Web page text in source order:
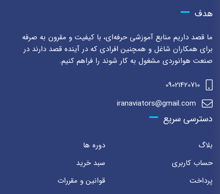
هدف
ما قصد داریم منابع آموزشی حرفه‌ای، با کیفیت و مقرون به صرفه
برای همکاران شاغل و همچنین افرادی که در آینده قصد دارند در
صنعت هوانوردی مشغول به کار شوند را فراهم کنیم.
09021420710
iranaviators@gmail.com
دسترسی سریع
بلاگ
دوره ها
حساب کاربری
سبد خرید
پرداخت
قوانین و مقررات